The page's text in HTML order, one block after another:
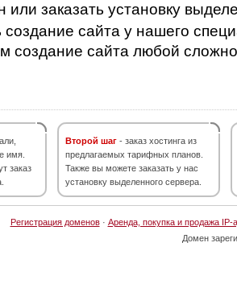
заказать установку
создание сайта у нашего
создание сайта любой
имя.
заказ
Второй шаг - заказ хостинга из
предлагаемых тарифных планов.
Также вы можете заказать у нас
установку выделенного сервера.
Регистрация доменов· Аренда, покупка и продажа IP-
Домен